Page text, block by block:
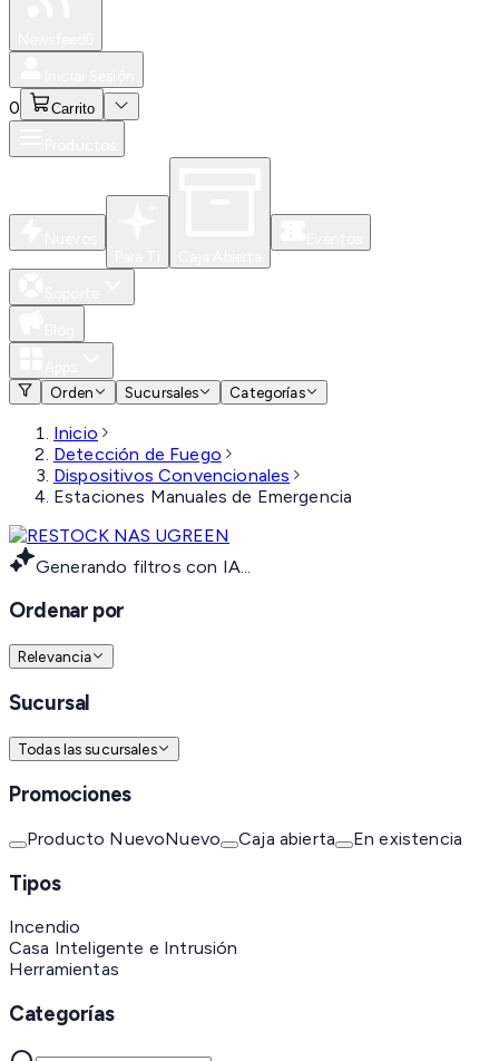
0 Carrito
Orden
Sucursales Categorías
Inicio
Detección de Fuego
Dispositivos Convencionales
Estaciones Manuales de Emergencia
Generando filtros con IA...
Ordenar por
Relevancia
Sucursal
Todas las sucursales
Promociones
Producto NuevoNuevo Caja abierta En existencia
Tipos
Incendio
Casa Inteligente e Intrusión
Herramientas
Categorías